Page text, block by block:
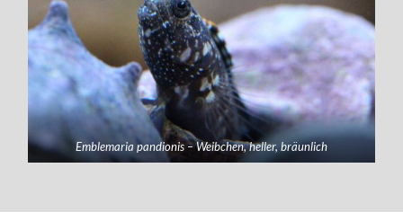
Emblemaria pandionis – Weibchen, heller, bräunlich